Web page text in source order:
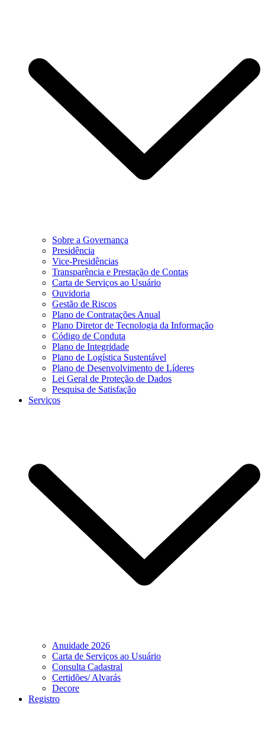
Sobre a Governança
Presidência
Vice-Presidências
Transparência e Prestação de Contas
Carta de Serviços ao Usuário
Ouvidoria
Gestão de Riscos
Plano de Contratações Anual
Plano Diretor de Tecnologia da Informação
Código de Conduta
Plano de Integridade
Plano de Logística Sustentável
Plano de Desenvolvimento de Líderes
Lei Geral de Proteção de Dados
Pesquisa de Satisfação
Serviços
Anuidade 2026
Carta de Serviços ao Usuário
Consulta Cadastral
Certidões/ Alvarás
Decore
Registro